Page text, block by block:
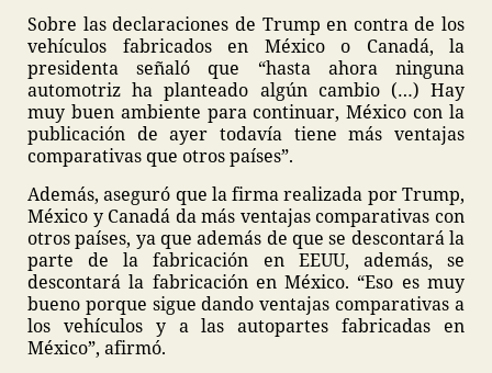
Sobre las declaraciones de Trump en contra de los
vehículos fabricados en México o Canadá, la
presidenta señaló que “hasta ahora ninguna
automotriz ha planteado algún cambio (…) Hay
muy buen ambiente para continuar, México con la
publicación de ayer todavía tiene más ventajas
comparativas que otros países”.
Además, aseguró que la firma realizada por Trump,
México y Canadá da más ventajas comparativas con
otros países, ya que además de que se descontará la
parte de la fabricación en EEUU, además, se
descontará la fabricación en México. “Eso es muy
bueno porque sigue dando ventajas comparativas a
los vehículos y a las autopartes fabricadas en
México”, afirmó.